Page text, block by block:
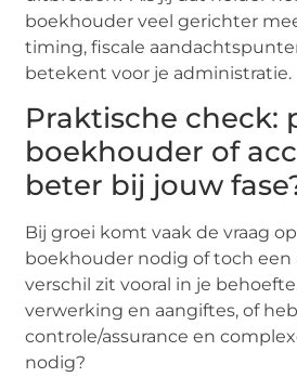
boekhouder veel gerichter
timing, fiscale
betekent voor je administratie.
Praktische check:
boekhouder of
beter bij jouw
Bij groei komt vaak de vraag
boekhouder nodig of toch
verschil zit vooral in je
verwerking en aangiftes, of
controle/assurance en
nodig?